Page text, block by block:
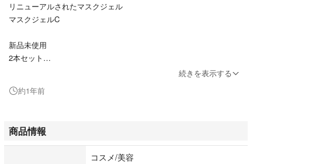
リニューアルされたマスクジェル
マスクジェルC
新品未使用
2本セット
#草花木果
#新品未使用
#2本セット
続きを表示する
約1年前
商品情報
コスメ/美容